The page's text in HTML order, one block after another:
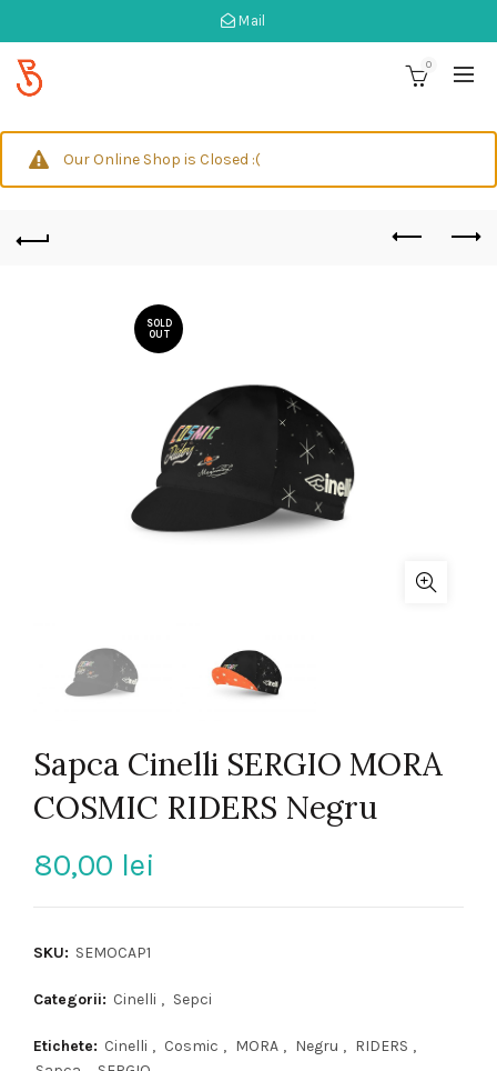
Mail
0
Our Online Shop is Closed :(
SOLD
OUT
Sapca Cinelli SERGIO MORA
COSMIC RIDERS Negru
80,00 lei
SKU: SEMOCAP1
Categorii: Cinelli , Sepci
Etichete: Cinelli , Cosmic , MORA , Negru , RIDERS ,